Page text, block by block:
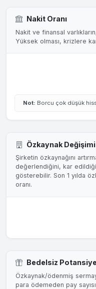
Nakit Oranı
Nakit ve finansal
Yüksek olması, krizlere
Not: Borcu çok düşük
Özkaynak Değişimi
Şirketin özkaynağını
değerlendiğini, kar
gösterebilir. Son 1 yılda
oranı.
Bedelsiz
Özkaynak/ödenmiş
para ödemeden pay